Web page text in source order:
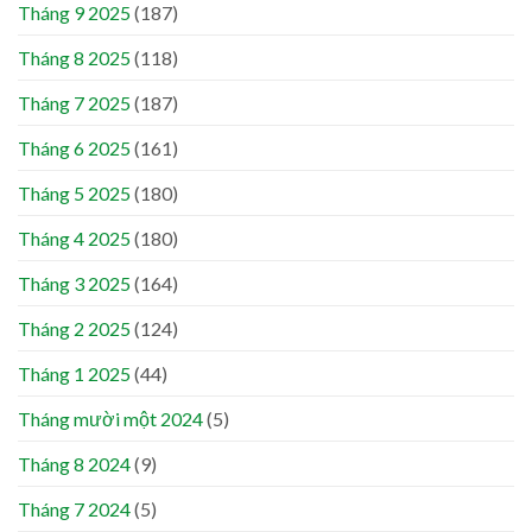
Tháng 9 2025(187)
Tháng 8 2025(118)
Tháng 7 2025(187)
Tháng 6 2025(161)
Tháng 5 2025(180)
Tháng 4 2025(180)
Tháng 3 2025(164)
Tháng 2 2025(124)
Tháng 1 2025(44)
Tháng mười một 2024(5)
Tháng 8 2024(9)
Tháng 7 2024(5)